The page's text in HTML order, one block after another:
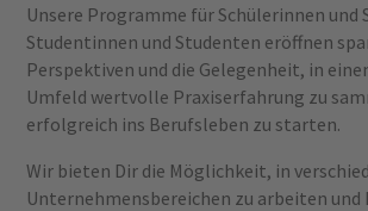
Unsere Programme für Schülerinnen und
Studentinnen und Studenten eröffnen
Perspektiven und die Gelegenheit, in
Umfeld wertvolle Praxiserfahrung zu
erfolgreich ins Berufsleben zu starten.
Wir bieten Dir die Möglichkeit, in
Unternehmensbereichen zu arbeiten und